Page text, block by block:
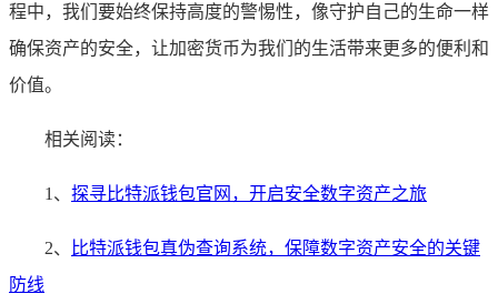
程中，我们要始终保持高度的警惕性，像守护自己的生命一样
确保资产的安全，让加密货币为我们的生活带来更多的便利和
价值。
相关阅读：
1、 探寻比特派钱包官网，开启安全数字资产之旅
2、
比特派钱包真伪查询系统，保障数字资产安全的关键
防线